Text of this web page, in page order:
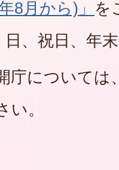
8月から)」 を
日、祝日、年
庁については
い。